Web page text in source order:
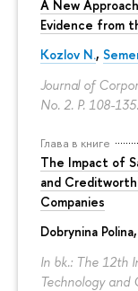
A New
Evidence from
Kozlov N.,
Journal of
No. 2. P. 108-135.
Глава в книге
The Impact of
and
Companies
Dobrynina Polina,
In bk.: The 12th
Technology